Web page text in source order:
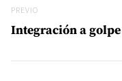
Previo
PREVIO
Integración a